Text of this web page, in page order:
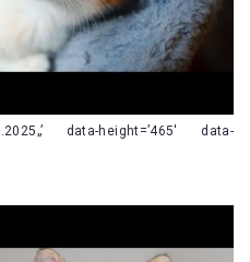
data-height=’465′ data-